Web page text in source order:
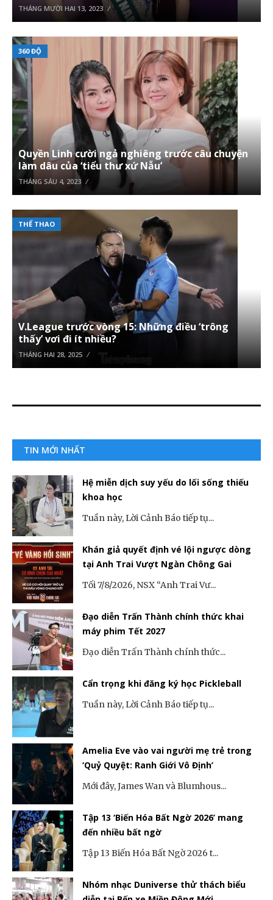
THÁNG MƯỜI HAI 13, 2023
360 ĐỘ
Quyền Linh cười ngả nghiêng trước câu chuyện
làm dâu của ‘tiểu thư xứ Nẫu’
THÁNG SÁU 4, 2023
THỂ THAO
V.League trước vòng 15: Những điều ‘trông
thấy’ vơi đi ít nhiều?
THÁNG HAI 28, 2025
TIN MỚI NHẤT
Hệ miễn dịch suy yếu do lối sống thiếu
khoa học
Tuần này, Lời Cảnh Báo tiếp tụ...
Khán giả quyết định vé lội ngược dòng
tại Anh Trai Vượt Ngàn Chông Gai
Tối 7/8/2026, NSX “Anh Trai Vư...
Đạo diễn Trấn Thành chính thức khai
máy phim Tết 2027
Đạo diễn Trấn Thành chính thức...
Cẩn trọng khi đăng ký học Pickleball
Tuần này, Lời Cảnh Báo tiếp tụ...
Amelia Eve vào vai người mẹ trẻ trong
‘Quỷ Quyệt: Ranh Giới Vô Định’
Mới đây, James Wan và Blumhous...
Tập 13 ‘Biến Hóa Bất Ngờ 2026’ mang
đến nhiều bất ngờ
Tập 13 Biến Hóa Bất Ngờ 2026 t...
Nhóm nhạc Duniverse thử thách biểu